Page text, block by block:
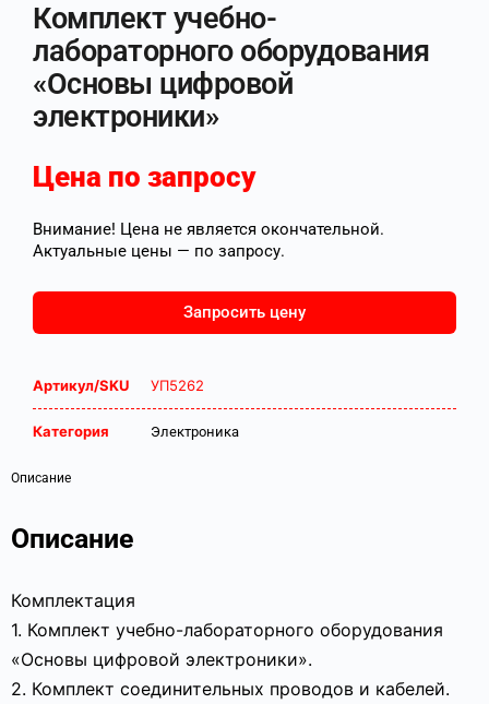
Комплект учебно-
лабораторного оборудования
«Основы цифровой
электроники»
Цена по запросу
Внимание! Цена не является окончательной.
Актуальные цены — по запросу.
Запросить цену
Артикул/SKU УП5262
Категория Электроника
Описание
Описание
Комплектация
1. Комплект учебно-лабораторного оборудования
«Основы цифровой электроники».
2. Комплект соединительных проводов и кабелей.